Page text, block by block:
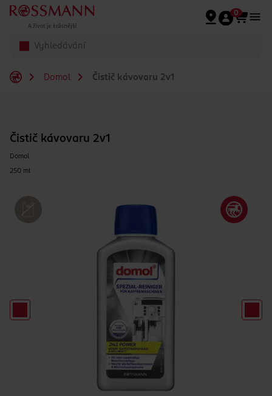
Přeskočit na hlavmní obsah
0
Domol Čistič kávovaru 2v1
Čistič kávovaru 2v1
Domol
250 ml